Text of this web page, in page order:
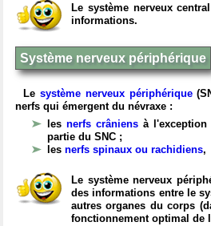
Le système nerveux
informations.
Système nerveux périphérique
Le système nerveux périphérique
nerfs qui émergent du névraxe :
les nerfs crâniens à l'exception
partie du SNC ;
les nerfs spinaux ou rachidiens,
Le système nerveux
des informations entre le
autres organes du corps
fonctionnement optimal de